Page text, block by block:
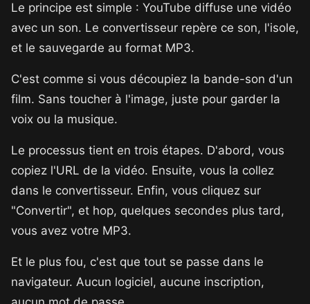
Le principe est simple : YouTube diffuse une vidéo
avec un son. Le convertisseur repère ce son, l'isole,
et le sauvegarde au format MP3.
C'est comme si vous découpiez la bande-son d'un
film. Sans toucher à l'image, juste pour garder la
voix ou la musique.
Le processus tient en trois étapes. D'abord, vous
copiez l'URL de la vidéo. Ensuite, vous la collez
dans le convertisseur. Enfin, vous cliquez sur
"Convertir", et hop, quelques secondes plus tard,
vous avez votre MP3.
Et le plus fou, c'est que tout se passe dans le
navigateur. Aucun logiciel, aucune inscription,